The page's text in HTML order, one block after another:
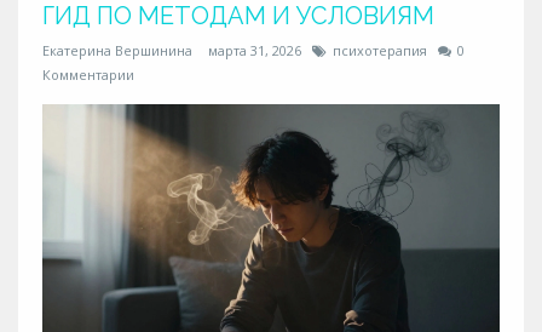
ГИД ПО МЕТОДАМ И УСЛОВИЯМ
Екатерина Вершинина марта 31, 2026 психотерапия
0
Комментарии